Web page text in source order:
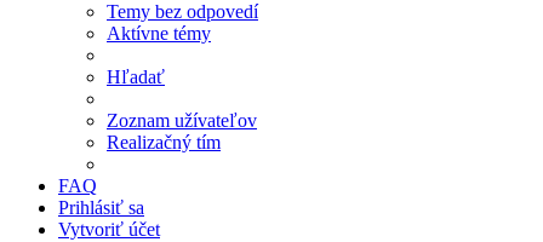
Temy bez odpovedí
Aktívne témy
Hľadať
Zoznam užívateľov
Realizačný tím
FAQ
Prihlásiť sa
Vytvoriť účet